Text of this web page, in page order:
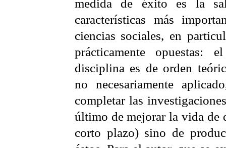
medida de éxito es la
características más
ciencias sociales, en
prácticamente
disciplina es de orden
no necesariamente
completar las
último de mejorar la vida de
corto plazo) sino de